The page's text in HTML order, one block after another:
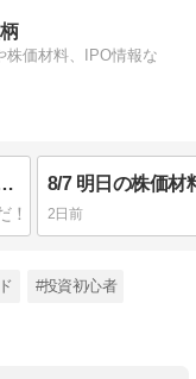
株価材料、IPO情報な
株｜おすすめ10銘柄を紹介
2日前
#投資初心者